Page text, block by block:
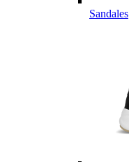
Sandales